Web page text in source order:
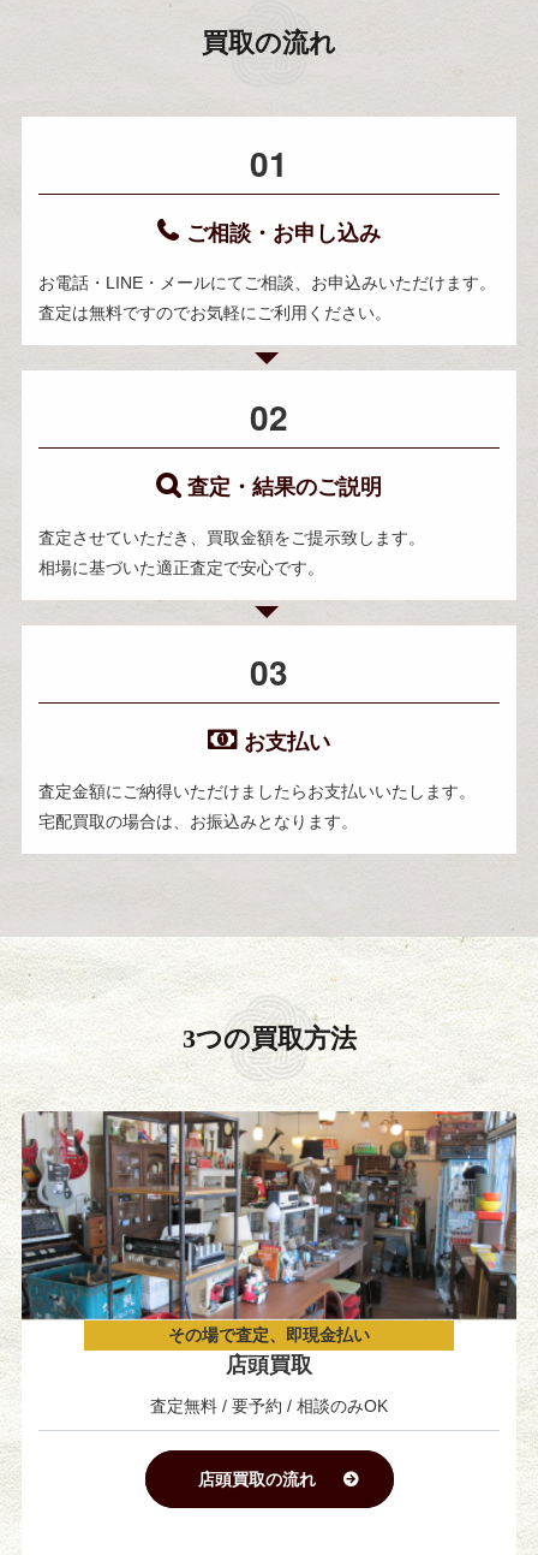
買取の流れ
01
ご相談・お申し込み
お電話・LINE・メールにてご相談、お申込みいただけます。
査定は無料ですのでお気軽にご利用ください。
02
査定・結果のご説明
査定させていただき、買取金額をご提示致します。
相場に基づいた適正査定で安心です。
03
お支払い
査定金額にご納得いただけましたらお支払いいたします。
宅配買取の場合は、お振込みとなります。
3つの買取方法
その場で査定、即現金払い
店頭買取
査定無料 / 要予約 / 相談のみOK
店頭買取の流れ